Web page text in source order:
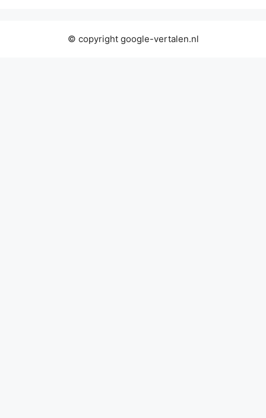
© copyright google-vertalen.nl